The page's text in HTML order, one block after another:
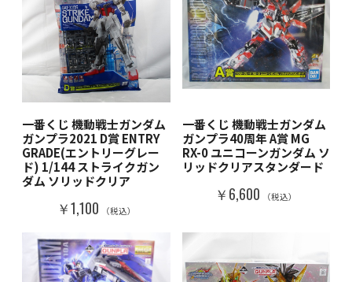
一番くじ 機動戦士ガンダム
ガンプラ2021 D賞 ENTRY
GRADE(エントリーグレー
ド) 1/144 ストライクガン
ダム ソリッドクリア
￥1,100 （税込）
一番くじ 機動戦士ガンダム
ガンプラ40周年 A賞 MG
RX-0 ユニコーンガンダム ソ
リッドクリアスタンダード
￥6,600 （税込）